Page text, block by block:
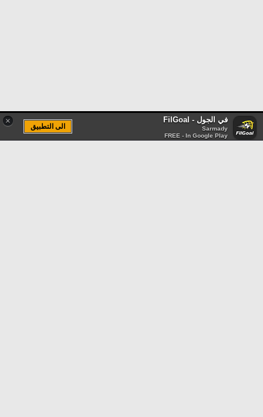
× في الجول - FilGoal
Sarmady
FREE - In Google Play
الى التطبيق